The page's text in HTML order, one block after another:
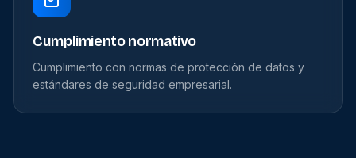
Cumplimiento normativo
Cumplimiento con normas de protección de datos y
estándares de seguridad empresarial.